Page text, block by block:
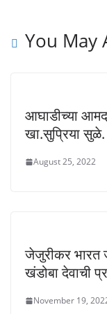
You May
आघाडीच्या
खा.सुप्रिया सुळे.
August 25, 2022
जेजुरीकर भारत
खंडोबा देवाची
November 19,